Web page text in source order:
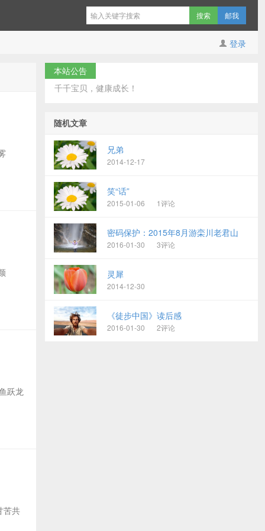
邮我
登录
跃龙
苦共
本站公告
千千宝贝，健康成长！
随机文章
兄弟
2014-12-17
笑“话”
2015-01-06 1评论
密码保护：2015年8月游栾川老君山
2016-01-30 3评论
灵犀
2014-12-30
《徒步中国》读后感
2016-01-30 2评论